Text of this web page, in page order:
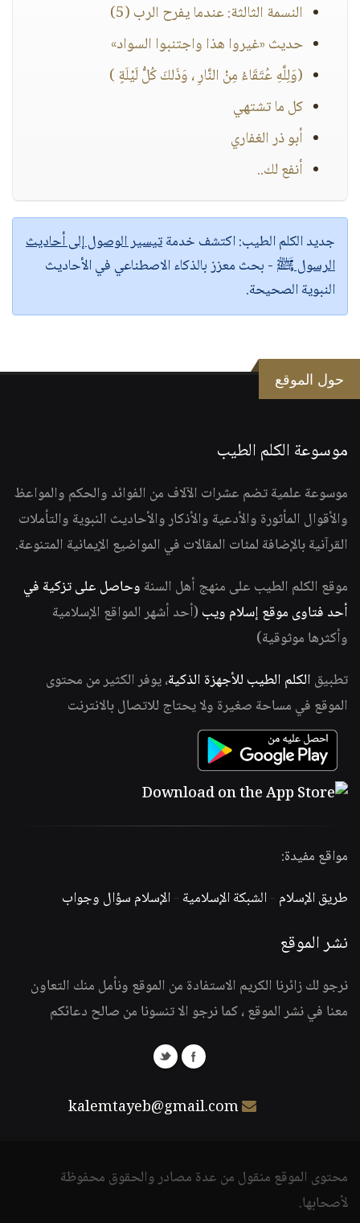
النسمة الثالثة: عندما يفرح الرب (5)
حديث «غيروا هذا واجتنبوا السواد»
(وَلِلَّهِ عُتَقَاءُ مِنْ النَّارِ ، وَذَلكَ كُلُّ لَيْلَةٍ )
كل ما تشتهي
أبو ذر الغفاري
أنفع لك..
جديد الكلم الطيب:اكتشف خدمةتيسير الوصول إلى أحاديث
الرسول ﷺ - بحث معزز بالذكاء الاصطناعي في الأحاديث
النبوية الصحيحة.
حول الموقع
موسوعة الكلم الطيب
موسوعة علمية تضم عشرات الآلاف من الفوائد والحكم والمواعظ
والأقوال المأثورة والأدعية والأذكار والأحاديث النبوية والتأملات
القرآنية بالإضافة لمئات المقالات في المواضيع الإيمانية المتنوعة.
موقع الكلم الطيب على منهج أهل السنة وحاصل على تزكية في
أحد فتاوى موقع إسلام ويب (أحد أشهر المواقع الإسلامية
وأكثرها موثوقية)
تطبيق الكلم الطيب للأجهزة الذكية، يوفر الكثير من محتوى
الموقع في مساحة صغيرة ولا يحتاج للاتصال بالانترنت
مواقع مفيدة:
طريق الإسلام -الشبكة الإسلامية -الإسلام سؤال وجواب
نشر الموقع
نرجو لك زائرنا الكريم الاستفادة من الموقع ونأمل منك التعاون
معنا في نشر الموقع ، كما نرجو الا تنسونا من صالح دعائكم
kalemtayeb@gmail.com
محتوى الموقع منقول من عدة مصادر والحقوق محفوظة
لأصحابها.